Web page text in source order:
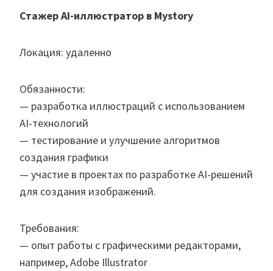
Стажер AI-иллюстратор в Mystory
Локация: удаленно
Обязанности:
— разработка иллюстраций с использованием
AI-технологий
— тестирование и улучшение алгоритмов
создания графики
— участие в проектах по разработке AI-решений
для создания изображений.
Требования:
— опыт работы с графическими редакторами,
например, Adobe Illustrator